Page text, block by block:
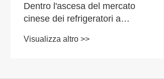
Chiller da bagno di ghiaccio: la
soluzione di recupero finale per
Visualizza altro >>